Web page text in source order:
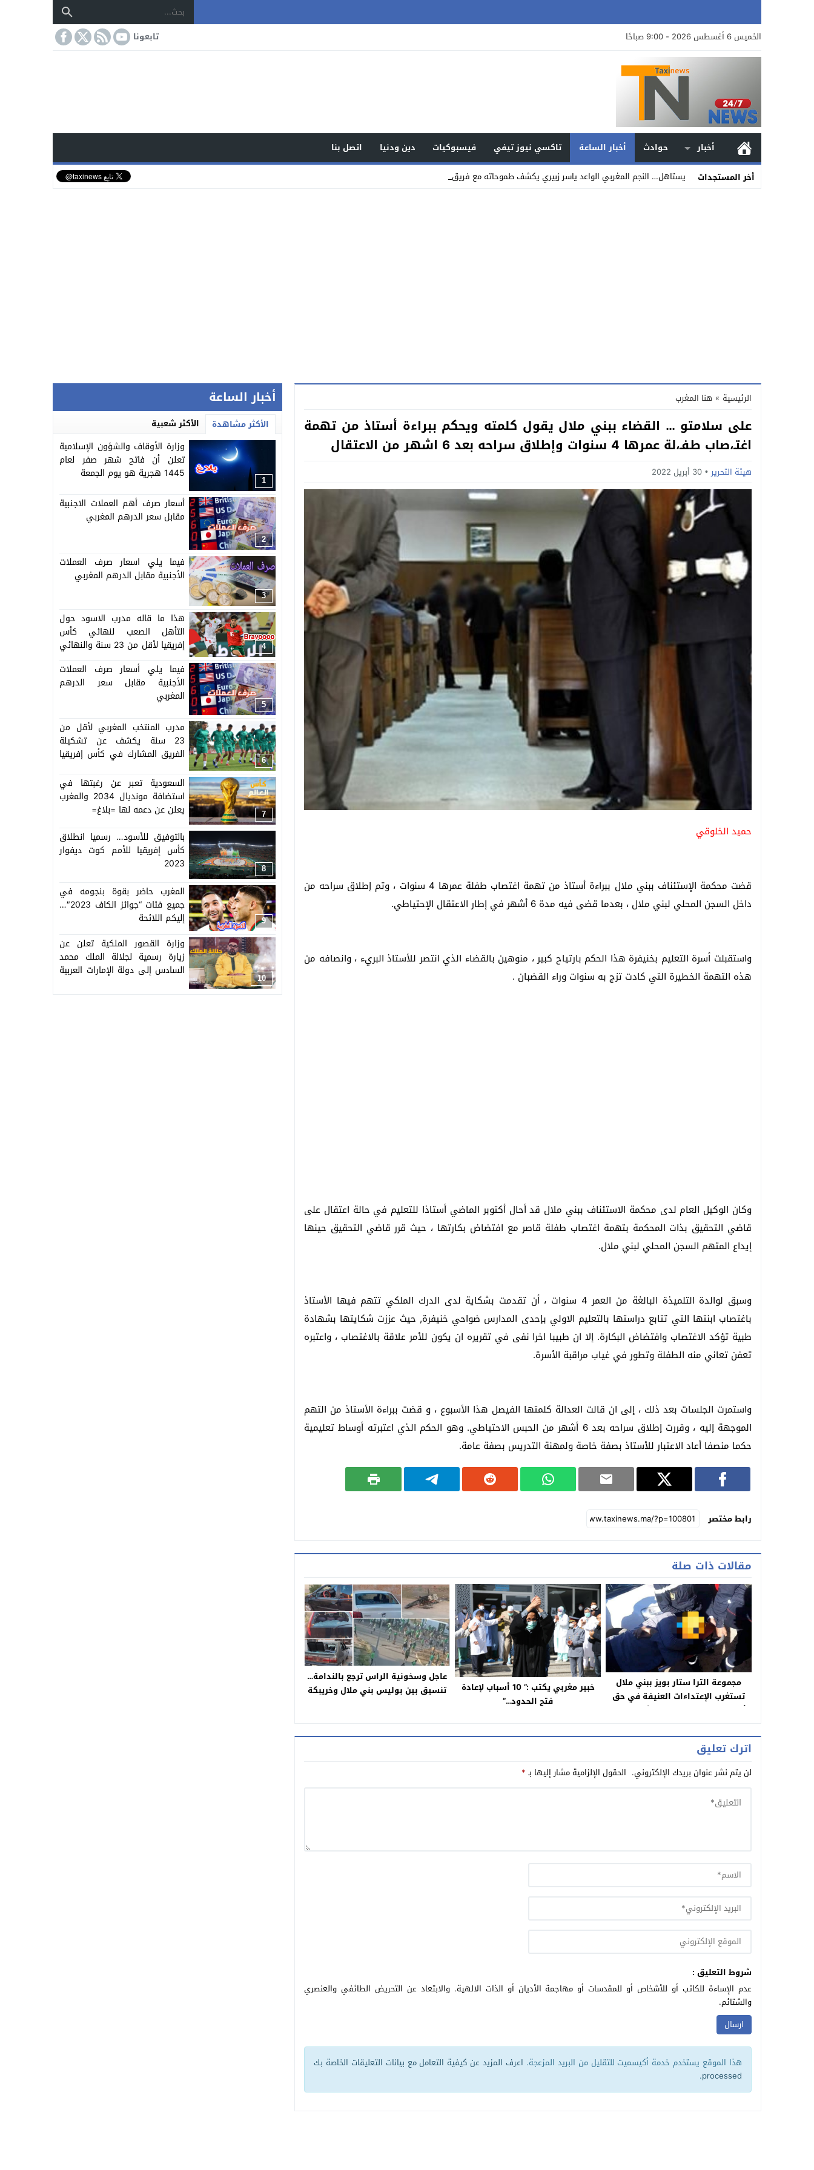
الخميس 6 أغسطس 2026 - 9:00 صباحًا تابعونا
أخبار حوادث أخبار الساعة تاكسي نيوز تيفي فيسبوكيات دين ودنيا
اتصل بنا
أخر المستجدات
يستاهل… النجم المغربي الواعد ياسر زبيري يكشف طموحاته مع فريقه الجديد راسين_
الرئيسية » هنا المغرب
على سلامتو … القضاء ببني ملال يقول كلمته ويحكم ببراءة أستاذ من تهمة
اغتـ،صاب طفـ،لة عمرها 4 سنوات وإطلاق سراحه بعد 6 اشهر من الاعتقال
هيئة التحرير 30 أبريل 2022
حميد الخلوقي
قضت محكمة الإستئناف ببني ملال ببراءة أستاذ من تهمة اغتصاب طفلة عمرها 4 سنوات ، وتم إطلاق سراحه من
داخل السجن المحلي لبني ملال ، بعدما قضى فيه مدة 6 أشهر في إطار الاعتقال الإحتياطي.
واستقبلت أسرة التعليم بخنيفرة هذا الحكم بارتياح كبير ، منوهين بالقضاء الذي انتصر للأستاذ البريء ، وانصافه من
هذه التهمة الخطيرة التي كادت تزج به سنوات وراء القضبان .
وكان الوكيل العام لدى محكمة الاستئناف ببني ملال قد أحال أكتوبر الماضي أستاذا للتعليم في حالة اعتقال على
قاضي التحقيق بذات المحكمة بتهمة اغتصاب طفلة قاصر مع افتضاض بكارتها ، حيث قرر قاضي التحقيق حينها
إيداع المتهم السجن المحلي لبني ملال.
وسبق لوالدة التلميذة البالغة من العمر 4 سنوات ، أن تقدمت بشكاية لدى الدرك الملكي تتهم فيها الأستاذ
باغتصاب ابنتها التي تتابع دراستها بالتعليم الاولي بإحدى المدارس ضواحي خنيفرة, حيث عززت شكايتها بشهادة
طبية تؤكد الاغتصاب وافتضاض البكارة. إلا ان طبيبا اخرا نفى في تقريره ان يكون للأمر علاقة بالاغتصاب ، واعتبره
تعفن تعاني منه الطفلة وتطور في غياب مراقبة الأسرة.
واستمرت الجلسات بعد ذلك ، إلى ان قالت العدالة كلمتها الفيصل هذا الأسبوع ، و قضت ببراءة الأستاذ من التهم
الموجهة إليه ، وقررت إطلاق سراحه بعد 6 أشهر من الحبس الاحتياطي. وهو الحكم الذي اعتبرته أوساط تعليمية
حكما منصفا أعاد الاعتبار للأستاذ بصفة خاصة ولمهنة التدريس بصفة عامة.
رابط مختصر
مقالات ذات صلة
مجموعة الترا ستار بويز ببني ملال
تستغرب الإعتداءات العنيفة في حق
أعضائها من طرف قوات الأمن بوادي
خبير مغربي يكتب :” 10 أسباب لإعادة
فتح الحدود…”
عاجل وسخونية الراس ترجع بالندامة…
تنسيق بين بوليس بني ملال وخريبكة
اترك تعليق
لن يتم نشر عنوان بريدك الإلكتروني. الحقول الإلزامية مشار إليها بـ*
شروط التعليق :
عدم الإساءة للكاتب أو للأشخاص أو للمقدسات أو مهاجمة الأديان أو الذات الالهية. والابتعاد عن التحريض الطائفي والعنصري
والشتائم.
هذا الموقع يستخدم خدمة أكيسميت للتقليل من البريد المزعجة. اعرف المزيد عن كيفية التعامل مع بيانات التعليقات الخاصة بك
processed
.
أخبار الساعة
الأكثر مشاهدة الأكثر شعبية
1
وزارة الأوقاف والشؤون الإسلامية
تعلن أن فاتح شهر صفر لعام
1445 هجرية هو يوم الجمعة
2
أسعار صرف أهم العملات الاجنبية
مقابل سعر الدرهم المغربي
3
فيما يلي اسعار صرف العملات
الأجنبية مقابل الدرهم المغربي
4
هذا ما قاله مدرب الاسود حول
التأهل الصعب لنهائي كأس
إفريقيا لأقل من 23 سنة والنهائي
5
فيما يلي أسعار صرف العملات
الأجنبية مقابل سعر الدرهم
المغربي
6
مدرب المنتخب المغربي لأقل من
23 سنة يكشف عن تشكيلة
الفريق المشارك في كأس إفريقيا
7
السعودية تعبر عن رغبتها في
استضافة مونديال 2034 والمغرب
يعلن عن دعمه لها =بلاغ=
8
بالتوفيق للأسود… رسميا انطلاق
كأس إفريقيا للأمم كوت ديفوار
2023
9
المغرب حاضر بقوة بنجومه في
جميع فئات “جوائز الكاف 2023″…
إليكم اللائحة
10
وزارة القصور الملكية تعلن عن
زيارة رسمية لجلالة الملك محمد
السادس إلى دولة الإمارات العربية